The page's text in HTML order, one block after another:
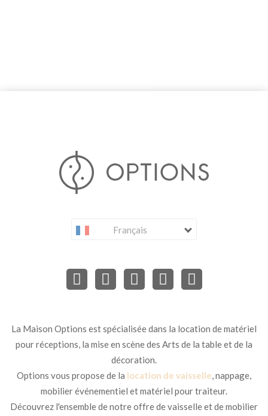
Français
La Maison Options est spécialisée dans la location de matériel
pour réceptions, la mise en scène des Arts de la table et de la
décoration.
Options vous propose de la location de vaisselle, nappage,
mobilier événementiel et matériel pour traiteur.
Découvrez l'ensemble de notre offre de vaisselle et de mobilier